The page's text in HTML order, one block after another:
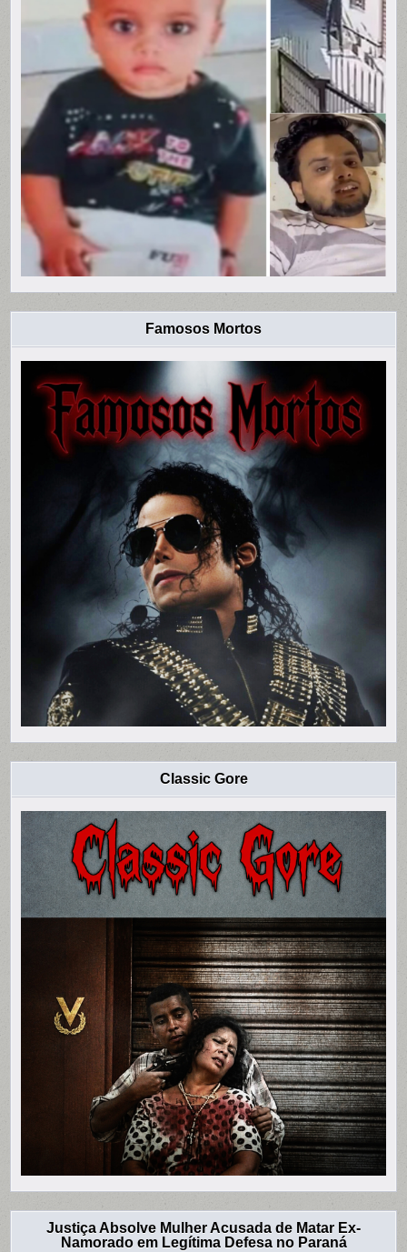
Famosos Mortos
Classic Gore
Justiça Absolve Mulher Acusada de Matar Ex-
Namorado em Legítima Defesa no Paraná